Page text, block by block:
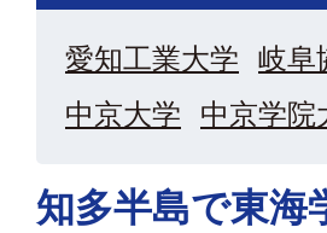
愛知工業大学 岐阜
中京大学
中京学院
知多半島で東